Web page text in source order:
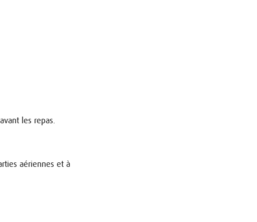
les repas.
aériennes et à